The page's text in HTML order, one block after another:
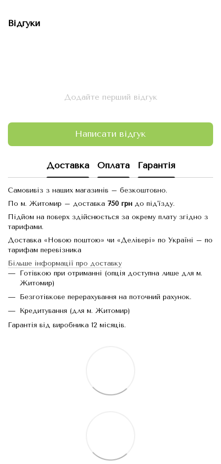
Відгуки
Додайте перший відгук
Написати відгук
Доставка Оплата Гарантія
Самовивіз з наших магазинів – безкоштовно.
По м. Житомир – доставка 750 грн до під'їзду.
Підйом на поверх здійснюється за окрему плату згідно з
тарифами.
Доставка «Новою поштою» чи «Делівері» по Україні – по
тарифам перевізника
Більше інформації про доставку
Готівкою при отриманні (опція доступна лише для м.
Житомир)
Безготівкове перерахування на поточний рахунок.
Кредитування (для м. Житомир)
Гарантія від виробника 12 місяців.